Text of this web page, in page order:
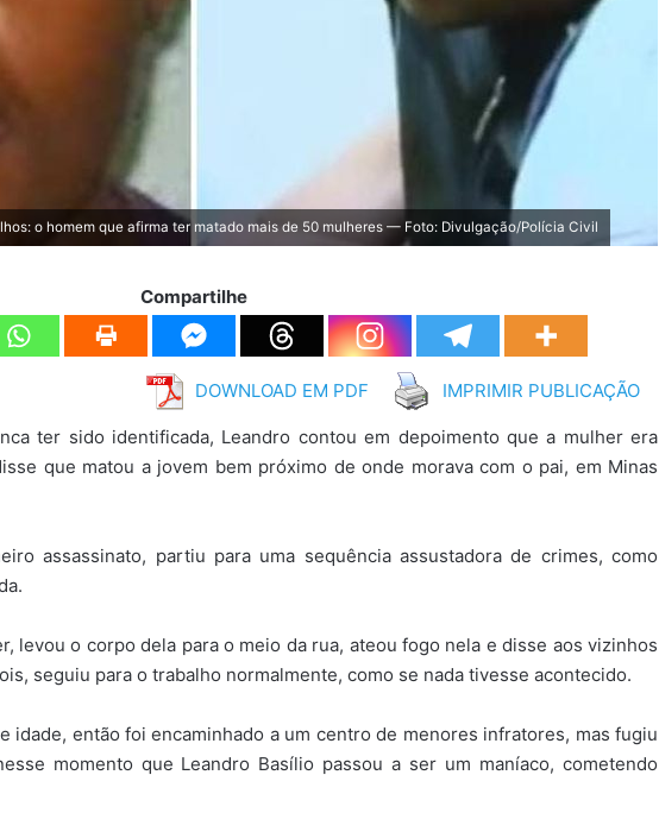
o homem que afirma ter matado mais de 50 mulheres — Foto: Divulgação/Polícia Civil
Compartilhe
DOWNLOAD EM PDF IMPRIMIR PUBLICAÇÃO
ter sido identificada, Leandro contou em depoimento que a mulher era
que matou a jovem bem próximo de onde morava com o pai, em Minas
assassinato, partiu para uma sequência assustadora de crimes, como
levou o corpo dela para o meio da rua, ateou fogo nela e disse aos vizinhos
seguiu para o trabalho normalmente, como se nada tivesse acontecido.
idade, então foi encaminhado a um centro de menores infratores, mas fugiu
momento que Leandro Basílio passou a ser um maníaco, cometendo